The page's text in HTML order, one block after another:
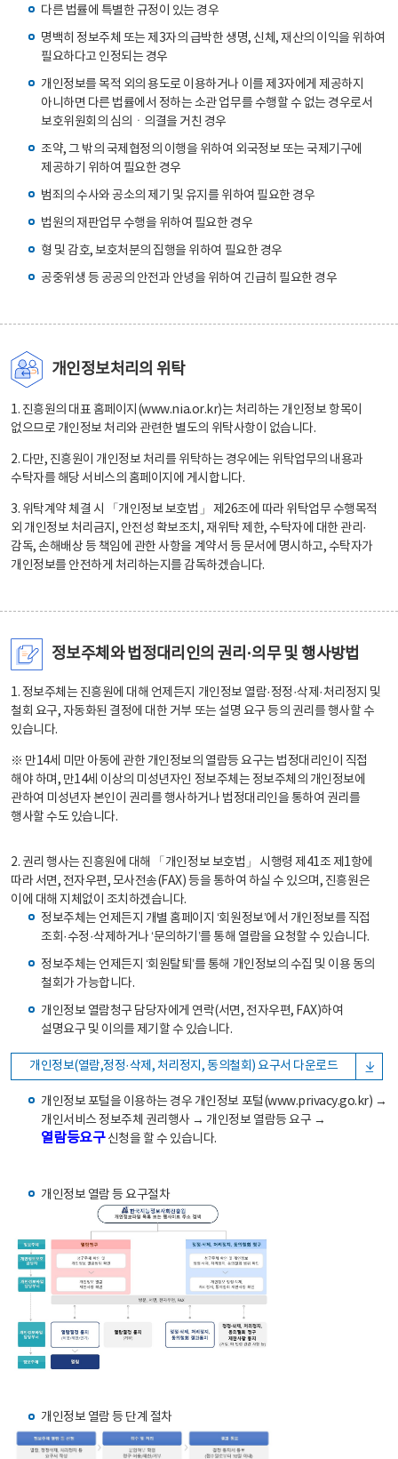
다른 법률에 특별한 규정이 있는 경우
명백히 정보주체 또는 제3자의 급박한 생명, 신체, 재산의 이익을 위하여
필요하다고 인정되는 경우
개인정보를 목적 외의 용도로 이용하거나 이를 제3자에게 제공하지
아니하면 다른 법률에서 정하는 소관 업무를 수행할 수 없는 경우로서
보호위원회의 심의ㆍ의결을 거친 경우
조약, 그 밖의 국제협정의 이행을 위하여 외국정보 또는 국제기구에
제공하기 위하여 필요한 경우
범죄의 수사와 공소의 제기 및 유지를 위하여 필요한 경우
법원의 재판업무 수행을 위하여 필요한 경우
형 및 감호, 보호처분의 집행을 위하여 필요한 경우
공중위생 등 공공의 안전과 안녕을 위하여 긴급히 필요한 경우
개인정보처리의 위탁
1. 진흥원의 대표 홈페이지(www.nia.or.kr)는 처리하는 개인정보 항목이
없으므로 개인정보 처리와 관련한 별도의 위탁사항이 없습니다.
2. 다만, 진흥원이 개인정보 처리를 위탁하는 경우에는 위탁업무의 내용과
수탁자를 해당 서비스의 홈페이지에 게시합니다.
3. 위탁계약 체결 시 「개인정보 보호법」 제26조에 따라 위탁업무 수행목적
외 개인정보 처리금지, 안전성 확보조치, 재위탁 제한, 수탁자에 대한 관리·
감독, 손해배상 등 책임에 관한 사항을 계약서 등 문서에 명시하고, 수탁자가
개인정보를 안전하게 처리하는지를 감독하겠습니다.
정보주체와 법정대리인의 권리·의무 및 행사방법
1. 정보주체는 진흥원에 대해 언제든지 개인정보 열람·정정·삭제·처리정지 및
철회 요구, 자동화된 결정에 대한 거부 또는 설명 요구 등의 권리를 행사할 수
있습니다.
※ 만14세 미만 아동에 관한 개인정보의 열람등 요구는 법정대리인이 직접
해야 하며, 만14세 이상의 미성년자인 정보주체는 정보주체의 개인정보에
관하여 미성년자 본인이 권리를 행사하거나 법정대리인을 통하여 권리를
행사할 수도 있습니다.
2. 권리 행사는 진흥원에 대해 「개인정보 보호법」 시행령 제41조 제1항에
따라 서면, 전자우편, 모사전송(FAX) 등을 통하여 하실 수 있으며, 진흥원은
이에 대해 지체없이 조치하겠습니다.
정보주체는 언제든지 개별 홈페이지 ‘회원정보’에서 개인정보를 직접
조회·수정·삭제하거나 ‘문의하기’를 통해 열람을 요청할 수 있습니다.
정보주체는 언제든지 ‘회원탈퇴’를 통해 개인정보의 수집 및 이용 동의
철회가 가능합니다.
개인정보 열람청구 담당자에게 연락(서면, 전자우편, FAX)하여
설명요구 및 이의를 제기할 수 있습니다.
개인정보(열람,정정·삭제, 처리정지, 동의철회) 요구서 다운로드
개인정보 포털을 이용하는 경우 개인정보 포털(www.privacy.go.kr) →
개인서비스 정보주체 권리행사 → 개인정보 열람등 요구 →
열람등요구신청을 할 수 있습니다.
개인정보 열람 등 요구절차
개인정보 열람 등 단계 절차